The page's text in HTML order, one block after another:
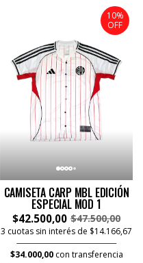
10%
OFF
CAMISETA CARP MBL EDICIÓN
ESPECIAL MOD 1
$42.500,00 $47.500,00
3 cuotas sin interés de $14.166,67
$34.000,00con transferencia